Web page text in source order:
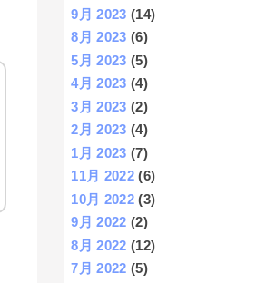
9月 2023 (14)
8月 2023 (6)
5月 2023 (5)
4月 2023 (4)
3月 2023 (2)
2月 2023 (4)
1月 2023 (7)
11月 2022 (6)
10月 2022 (3)
9月 2022 (2)
8月 2022 (12)
7月 2022 (5)